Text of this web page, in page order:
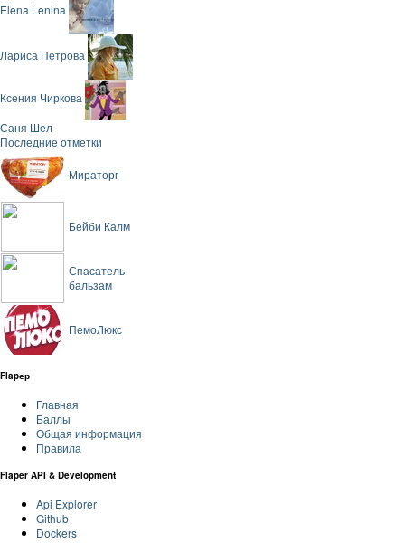
Elena Lenina
Лариса Петрова
Ксения Чиркова
Саня Шел
Последние отметки
Мираторг
Бейби Калм
Спасатель
бальзам
ПемоЛюкс
Flapер
Главная
Баллы
Общая информация
Правила
Flaper API & Development
Api Explorer
Github
Dockers